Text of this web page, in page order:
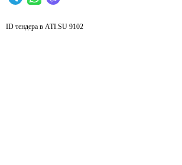
ID тендера в ATI.SU 9102